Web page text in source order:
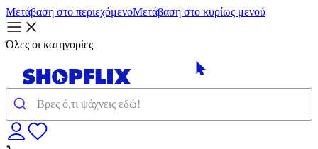
Μετάβαση στο περιεχόμενοΜετάβαση στο κυρίως μενού
Όλες οι κατηγορίες